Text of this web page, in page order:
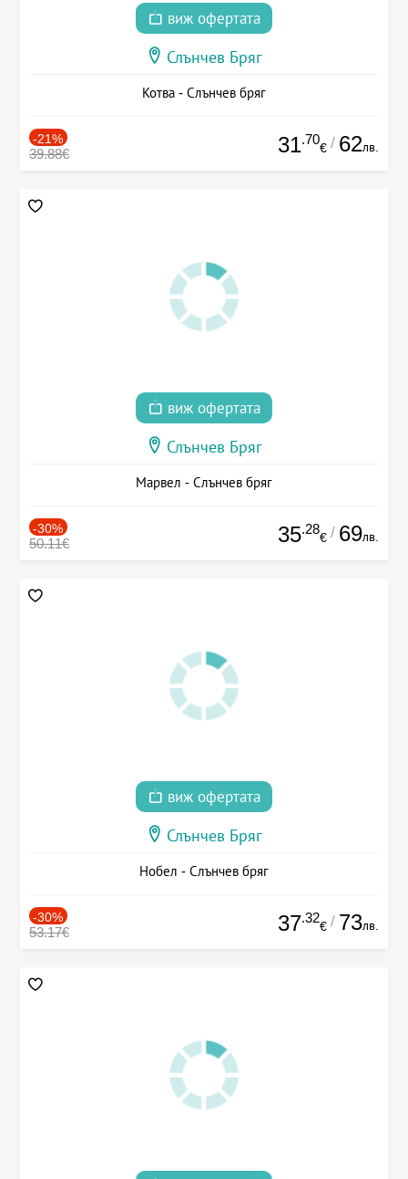
виж офертата
Слънчев Бряг
Котва - Слънчев бряг
-21%
39.88€ 31.70
€ / 62лв.
виж офертата
Слънчев Бряг
Марвел - Слънчев бряг
-30%
50.11€ 35.28
€ / 69лв.
виж офертата
Слънчев Бряг
Нобел - Слънчев бряг
-30%
53.17€ 37.32
€ / 73лв.